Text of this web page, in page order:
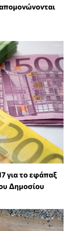
για το εφάπαξ
Δημοσίου